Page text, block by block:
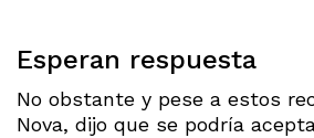
Esperan respuesta
No obstante y pese a estos
Nova, dijo que se podría